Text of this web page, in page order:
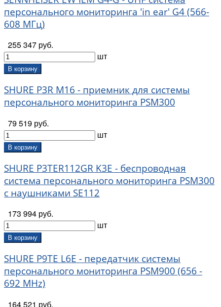
персонального мониторинга 'in ear' G4 (566-
608 МГц)
255 347 руб.
шт
В корзину
SHURE P3R M16 - приемник для системы
персонального мониторинга PSM300
79 519 руб.
шт
В корзину
SHURE P3TER112GR K3E - беспроводная
система персонального мониторинга PSM300
с наушниками SE112
173 994 руб.
шт
В корзину
SHURE P9TE L6E - передатчик системы
персонального мониторинга PSM900 (656 -
692 MHz)
164 521 руб.